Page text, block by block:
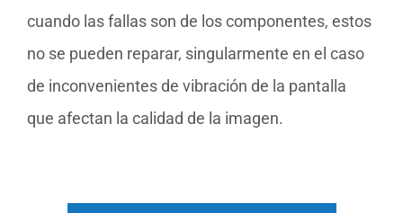
cuando las fallas son de los componentes, estos
no se pueden reparar, singularmente en el caso
de inconvenientes de vibración de la pantalla
que afectan la calidad de la imagen.